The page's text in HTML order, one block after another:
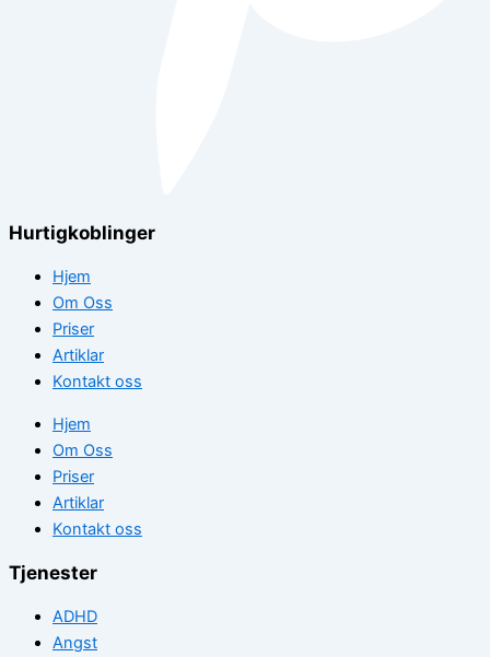
Hurtigkoblinger
Hjem
Om Oss
Priser
Artiklar
Kontakt oss
Hjem
Om Oss
Priser
Artiklar
Kontakt oss
Tjenester
ADHD
Angst